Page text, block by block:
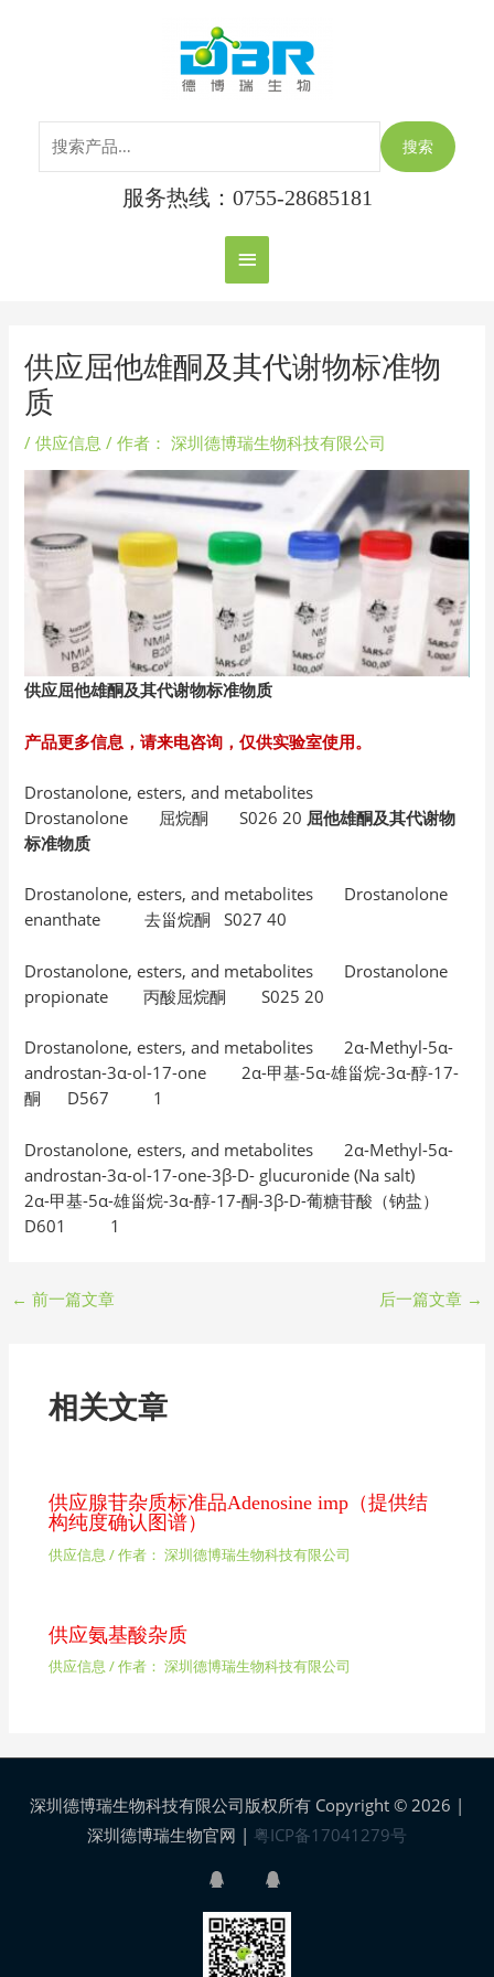
主
菜
单
搜索
服务热线：0755-28685181
供应屈他雄酮及其代谢物标准物
质
/供应信息 / 作者： 深圳德博瑞生物科技有限公司
供应屈他雄酮及其代谢物标准物质
产品更多信息，请来电咨询，仅供实验室使用。
Drostanolone, esters, and metabolites
Drostanolone 屈烷酮 S026 20 屈他雄酮及其代谢物
标准物质
Drostanolone, esters, and metabolites Drostanolone
enanthate 去甾烷酮 S027 40
Drostanolone, esters, and metabolites Drostanolone
propionate 丙酸屈烷酮 S025 20
Drostanolone, esters, and metabolites 2α-Methyl-5α-
androstan-3α-ol-17-one 2α-甲基-5α-雄甾烷-3α-醇-17-
酮 D567 1
Drostanolone, esters, and metabolites 2α-Methyl-5α-
androstan-3α-ol-17-one-3β-D- glucuronide (Na salt)
2α-甲基-5α-雄甾烷-3α-醇-17-酮-3β-D-葡糖苷酸（钠盐）
D601 1
← 前一篇文章 后一篇文章 →
相关文章
供应腺苷杂质标准品Adenosine imp（提供结
构纯度确认图谱）
供应信息 / 作者： 深圳德博瑞生物科技有限公司
供应氨基酸杂质
供应信息 / 作者： 深圳德博瑞生物科技有限公司
深圳德博瑞生物科技有限公司版权所有 Copyright © 2026 |
深圳德博瑞生物官网 | 粤ICP备17041279号